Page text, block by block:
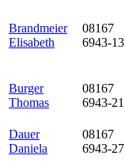
Brandmeier
Elisabeth
08167
6943-13
Burger
Thomas
08167
6943-21
Dauer
Daniela
08167
6943-27